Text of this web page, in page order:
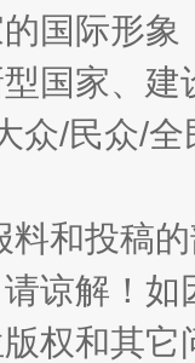
国际形
国家、
众/民众/
料和投稿
谅解！
权和其它